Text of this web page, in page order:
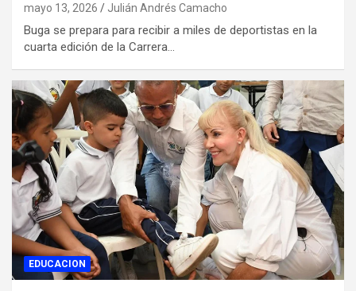
mayo 13, 2026 Julián Andrés Camacho
Buga se prepara para recibir a miles de deportistas en la
cuarta edición de la Carrera…
EDUCACION